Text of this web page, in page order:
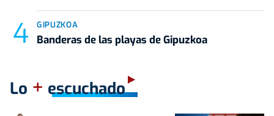
GIPUZKOA
Banderas de las playas de Gipuzkoa
Lo + escuchado